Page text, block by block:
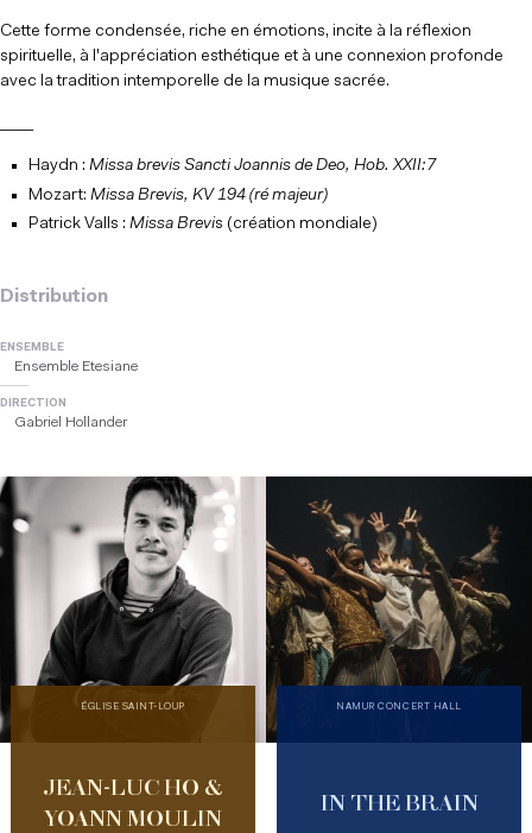
Cette forme condensée, riche en émotions, incite à la réflexion
spirituelle, à l'appréciation esthétique et à une connexion profonde
avec la tradition intemporelle de la musique sacrée.
Haydn : Missa brevis Sancti Joannis de Deo, Hob. XXII:7
Mozart: Missa Brevis, KV 194 (ré majeur)
Patrick Valls : Missa Brevis (création mondiale)
Distribution
ENSEMBLE
Ensemble Etesiane
DIRECTION
Gabriel Hollander
ÉGLISE SAINT-LOUP
JEAN-LUC HO &
YOANN MOULIN
NAMUR CONCERT HALL
IN THE BRAIN